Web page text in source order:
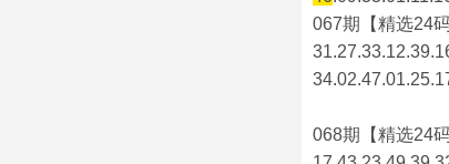
067期【精选24
068期【精选24